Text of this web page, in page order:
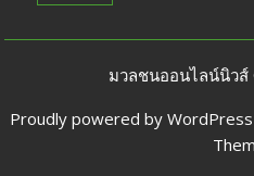
มวลชนออนไลน์นิวส์
Proudly powered by WordPress